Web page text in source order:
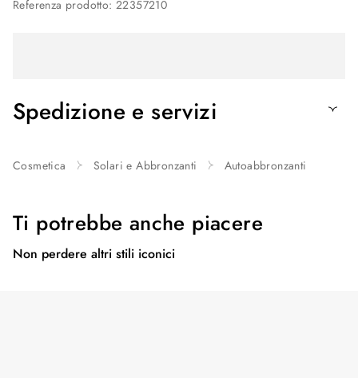
Referenza prodotto:22357210
Spedizione e servizi
Cosmetica Solari e Abbronzanti Autoabbronzanti
Ti potrebbe anche piacere
Non perdere altri stili iconici